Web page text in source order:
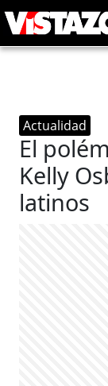
Actualidad
El
Kelly
latinos